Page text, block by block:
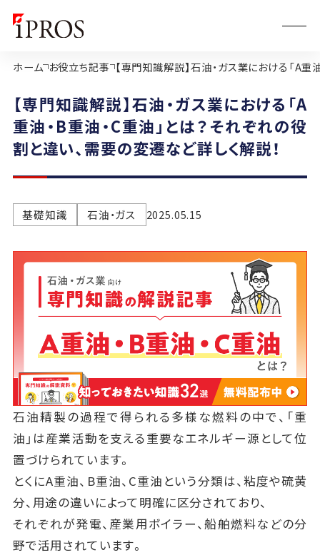
ホーム お役立ち記事 【専門知識解説】石油・ガス業における「A重
【専門知識解説】石油・ガス業における「A
重油・B重油・C重油」とは？それぞれの役
割と違い、需要の変遷など詳しく解説！
基礎知識 石油・ガス 2025.05.15
石油精製の過程で得られる多様な燃料の中で、「重
油」は産業活動を支える重要なエネルギー源として位
置づけられています。
とくにA重油、B重油、C重油という分類は、粘度や硫黄
分、用途の違いによって明確に区分されており、
それぞれが発電、産業用ボイラー、船舶燃料などの分
野で活用されています。